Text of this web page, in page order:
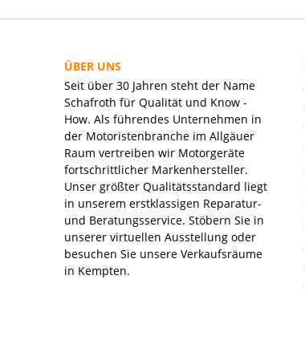
ÜBER UNS
Seit über 30 Jahren steht der Name
Schafroth für Qualität und Know -
How. Als führendes Unternehmen in
der Motoristenbranche im Allgäuer
Raum vertreiben wir Motorgeräte
fortschrittlicher Markenhersteller.
Unser größter Qualitätsstandard liegt
in unserem erstklassigen Reparatur-
und Beratungsservice. Stöbern Sie in
unserer virtuellen Ausstellung oder
besuchen Sie unsere Verkaufsräume
in Kempten.